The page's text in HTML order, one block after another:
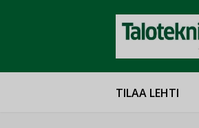
TILAA LEHTI